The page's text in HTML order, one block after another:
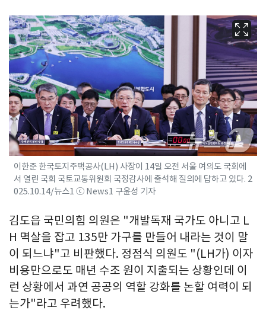
이한준 한국토지주택공사(LH) 사장이 14일 오전 서울 여의도 국회에
서 열린 국회 국토교통위원회 국정감사에 출석해 질의에 답하고 있다. 2
025.10.14/뉴스1 ⓒ News1 구윤성 기자
김도읍 국민의힘 의원은 "개발독재 국가도 아니고 L
H 멱살을 잡고 135만 가구를 만들어 내라는 것이 말
이 되느냐"고 비판했다. 정점식 의원도 "(LH가) 이자
비용만으로도 매년 수조 원이 지출되는 상황인데 이
런 상황에서 과연 공공의 역할 강화를 논할 여력이 되
는가"라고 우려했다.